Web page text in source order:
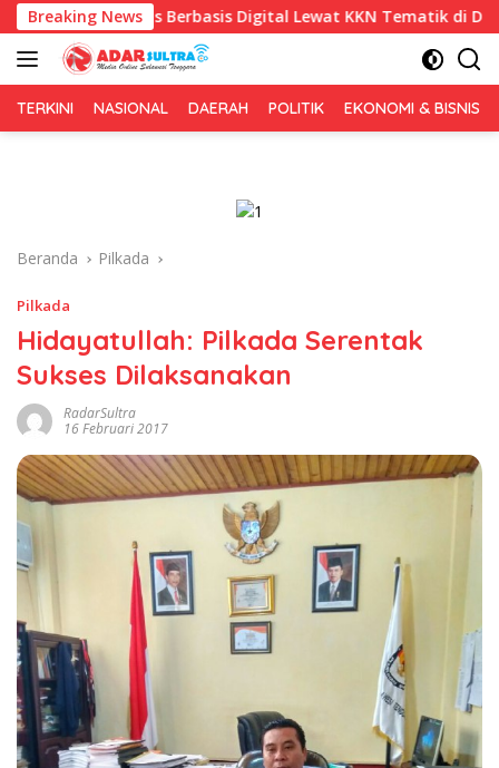
Langsung
ke
konten
Breaking News
Berbasis Digital Lewat KKN Tematik di Desa Alebo
TERKINI NASIONAL DAERAH POLITIK EKONOMI & BISNIS
Beranda Pilkada
Pilkada
Hidayatullah: Pilkada Serentak
Sukses Dilaksanakan
RadarSultra
16 Februari 2017